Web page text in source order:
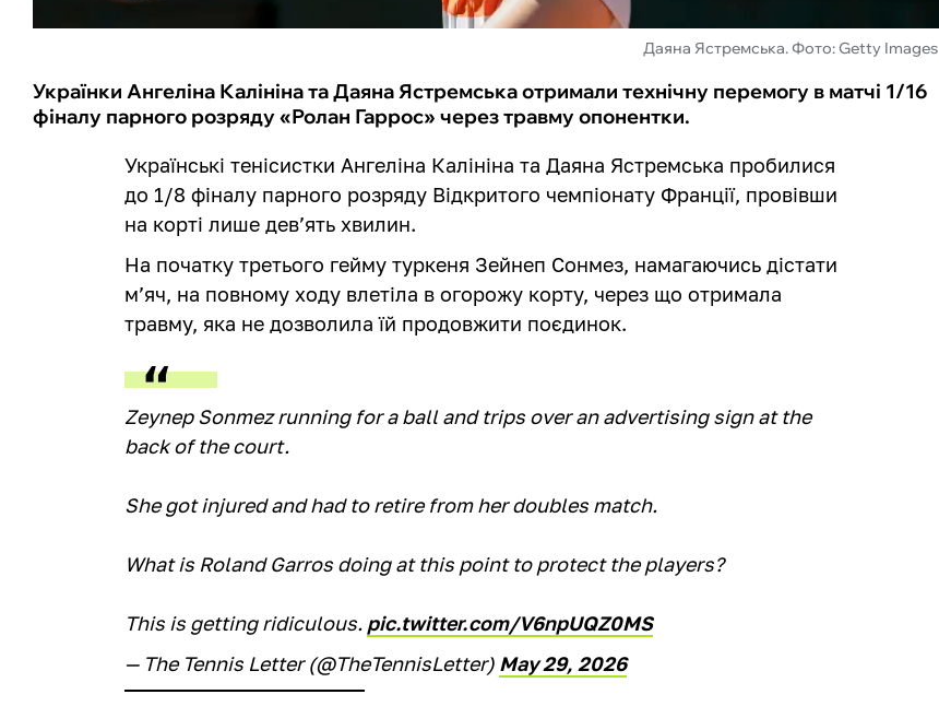
Даяна Ястремська. Фото: Getty Images
Українки Ангеліна Калініна та Даяна Ястремська отримали технічну перемогу в матчі 1/16
фіналу парного розряду «Ролан Гаррос» через травму опонентки.
Українські тенісистки Ангеліна Калініна та Даяна Ястремська пробилися
до 1/8 фіналу парного розряду Відкритого чемпіонату Франції, провівши
на корті лише дев’ять хвилин.
На початку третього гейму туркеня Зейнеп Сонмез, намагаючись дістати
м’яч, на повному ходу влетіла в огорожу корту, через що отримала
травму, яка не дозволила їй продовжити поєдинок.
Zeynep Sonmez running for a ball and trips over an advertising sign at the
back of the court.
She got injured and had to retire from her doubles match.
What is Roland Garros doing at this point to protect the players?
This is getting ridiculous. pic.twitter.com/V6npUQZ0MS
— The Tennis Letter (@TheTennisLetter) May 29, 2026